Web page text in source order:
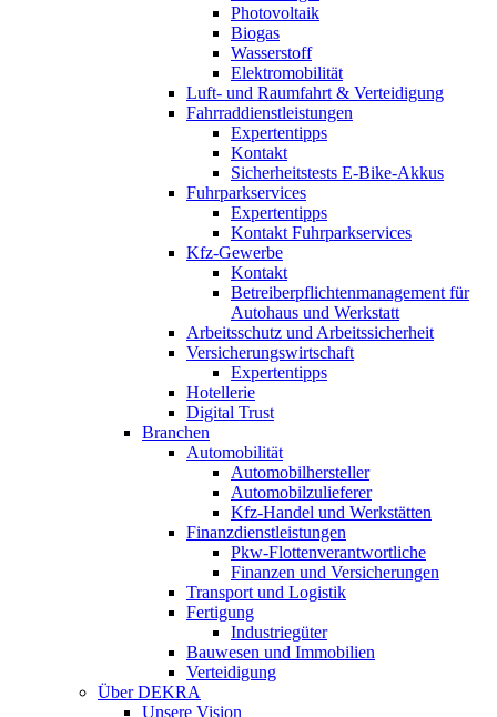
Photovoltaik
Biogas
Wasserstoff
Elektromobilität
Luft- und Raumfahrt & Verteidigung
Fahrraddienstleistungen
Expertentipps
Kontakt
Sicherheitstests E-Bike-Akkus
Fuhrparkservices
Expertentipps
Kontakt Fuhrparkservices
Kfz-Gewerbe
Kontakt
Betreiberpflichtenmanagement für
Autohaus und Werkstatt
Arbeitsschutz und Arbeitssicherheit
Versicherungswirtschaft
Expertentipps
Hotellerie
Digital Trust
Branchen
Automobilität
Automobilhersteller
Automobilzulieferer
Kfz-Handel und Werkstätten
Finanzdienstleistungen
Pkw‑Flottenverantwortliche
Finanzen und Versicherungen
Transport und Logistik
Fertigung
Industriegüter
Bauwesen und Immobilien
Verteidigung
Über DEKRA
Unsere Vision